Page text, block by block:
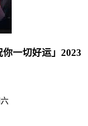
你一切好运」2023